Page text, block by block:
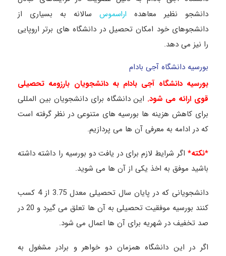
دانشجو نظیر معاهده اراسموس سالانه به بسیاری از
دانشجوهای خود امکان تحصیل در دانشگاه های برتر اروپایی
را نیز می دهد.
بورسیه دانشگاه آجی بادام
بورسیه دانشگاه آجی بادام به دانشجویان بارزومه تحصیلی
قوی ارائه می شود. این دانشگاه برای دانشجویان بین المللی
برای کاهش هزینه ها بورسیه های متنوعی در نظر گرفته است
که در ادامه به معرفی آن ها می پردازیم.
*نکته* اگر شرایط لازم برای در یافت دو بورسیه را داشته داشته
باشید موفق به اخذ یکی از آن ها می شوید.
دانشجویانی که در پایان سال تحصیلی معدل 3.75 از 4 کسب
کنند بورسیه موفقیت تحصیلی به آن ها تعلق می گیرد و 20 در
صد تخفیف در شهریه برای آن ها اعمال می شود.
اگر در این دانشگاه همزمان دو خواهر و برادر مشغول به